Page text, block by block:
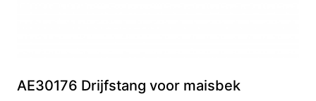
AE30176 Drijfstang voor maisbek